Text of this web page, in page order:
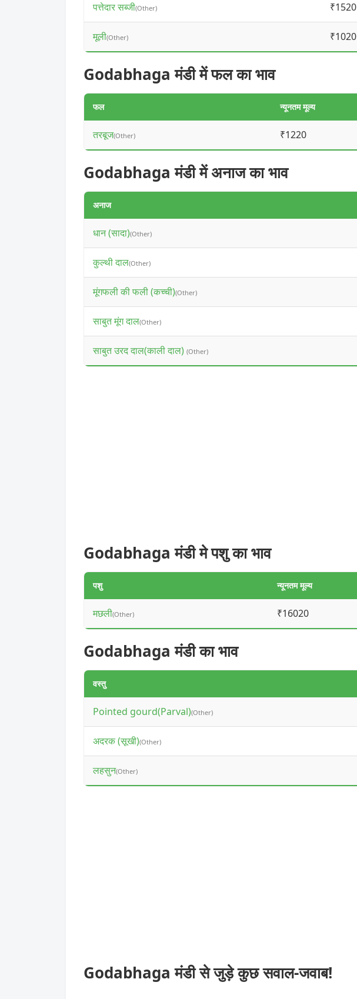
पत्तेदार सब्जी(Other) ₹1520
मूली(Other) ₹1020
Godabhaga मंडी में फल का भाव
फल न्यूनतम मूल्य
तरबूज(Other) ₹1220
Godabhaga मंडी में अनाज का भाव
अनाज
धान (सादा)(Other)
कुल्थी दाल(Other)
मूंगफली की फली (कच्ची)(Other)
साबुत मूंग दाल(Other)
साबुत उरद दाल(काली दाल) (Other)
Godabhaga मंडी मे पशु का भाव
पशु न्यूनतम मूल्य
मछली(Other) ₹16020
Godabhaga मंडी का भाव
वस्तु
Pointed gourd(Parval)(Other)
अदरक (सूखी)(Other)
लहसुन(Other)
Godabhaga मंडी से जुड़े कुछ सवाल-जवाब!